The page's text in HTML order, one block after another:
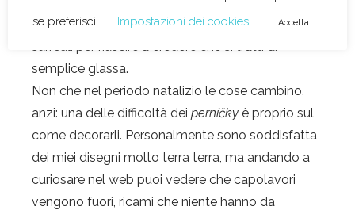
questo impasto, spesso con decorazioni troppo
surreali per riuscire a credere che si tratti di
semplice glassa.
Non che nel periodo natalizio le cose cambino,
anzi: una delle difficoltà dei perníčky è proprio sul
come decorarli. Personalmente sono soddisfatta
dei miei disegni molto terra terra, ma andando a
curiosare nel web puoi vedere che capolavori
vengono fuori, ricami che niente hanno da